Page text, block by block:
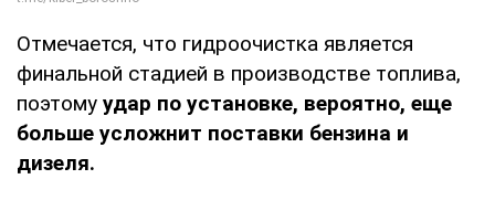
Отмечается, что гидроочистка является
финальной стадией в производстве топлива,
поэтому удар по установке, вероятно, еще
больше усложнит поставки бензина и
дизеля.